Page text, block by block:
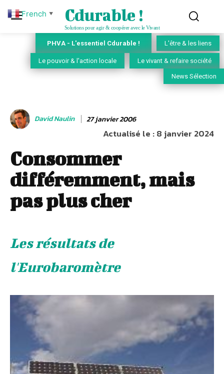
Cdurable !
Solutions pour agir & coopérer avec le Vivant
PHVA - L'essentiel Cdurable ! L'être & les liens
Le pouvoir & l'action locale Le vivant & refaire société
News Sélection
David Naulin 27 janvier 2006
Actualisé le :8 janvier 2024
Consommer
différemment, mais
pas plus cher
Les résultats de
l'Eurobaromètre
French ▼